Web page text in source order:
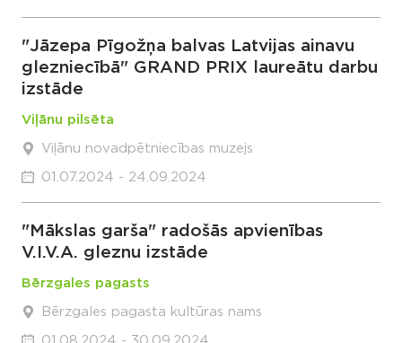
"Jāzepa Pīgožņa balvas Latvijas ainavu
glezniecībā" GRAND PRIX laureātu darbu
izstāde
Viļānu pilsēta
Viļānu novadpētniecības muzejs
01.07.2024 - 24.09.2024
"Mākslas garša" radošās apvienības
V.I.V.A. gleznu izstāde
Bērzgales pagasts
Bērzgales pagasta kultūras nams